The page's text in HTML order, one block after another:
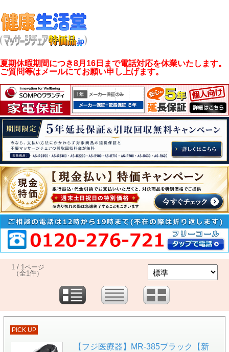
夏期休暇期間につき8月16日まで電話対応を休業いたします。
ご質問等はメールにてお願い申し上げます。
1 / 1ページ
（全1件）
PICK UP
【フジ医療器】MR-385ブラック【新